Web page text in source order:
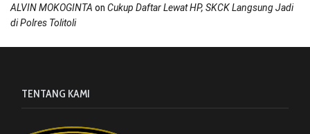
ALVIN MOKOGINTA on Cukup Daftar Lewat HP, SKCK Langsung Jadi
di Polres Tolitoli
TENTANG KAMI